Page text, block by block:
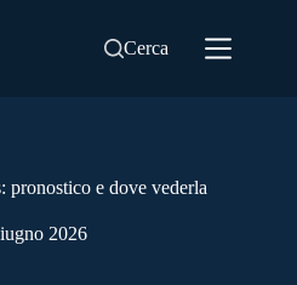
Cerca
pronostico e dove vederla
2026